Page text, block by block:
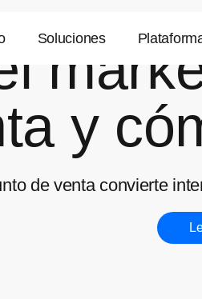
Soluciones
y
de venta convierte